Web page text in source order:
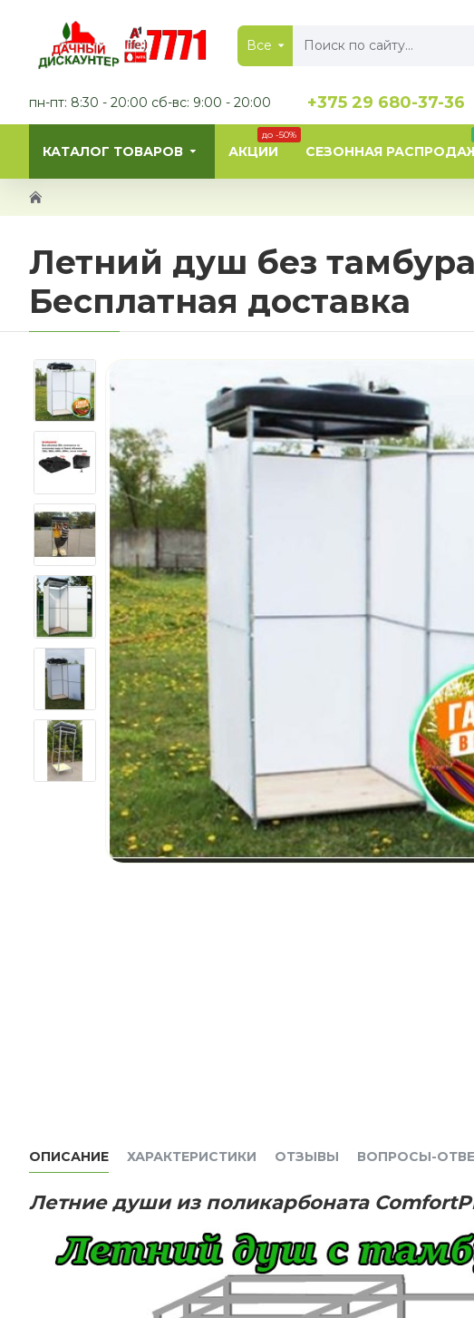
Все
пн-пт: 8:30 - 20:00 сб-вс: 9:00 - 20:00 +375 29 680-37-36
КАТАЛОГ ТОВАРОВ АКЦИИ
до -50%
СЕЗОННАЯ
Летний душ без
Бесплатная доставка
ОПИСАНИЕ ХАРАКТЕРИСТИКИ ОТЗЫВЫ ВОПРОСЫ-
Летние души из поликарбоната